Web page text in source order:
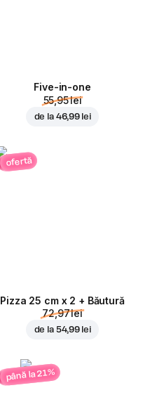
Five-in-one
55,95 lei
de la 46,99 lei
ofertă
Pizza 25 cm x 2 + Băutură
72,97 lei
de la 54,99 lei
până la 21%